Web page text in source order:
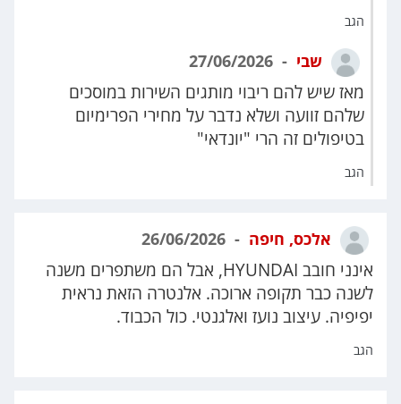
הגב
שבי
מאז שיש להם ריבוי מותגים השירות במוסכים
שלהם זוועה ושלא נדבר על מחירי הפרימיום
בטיפולים זה הרי "יונדאי"
הגב
אלכס, חיפה
אינני חובב HYUNDAI, אבל הם משתפרים משנה
לשנה כבר תקופה ארוכה. אלנטרה הזאת נראית
יפיפיה. עיצוב נועז ואלגנטי. כול הכבוד.
הגב